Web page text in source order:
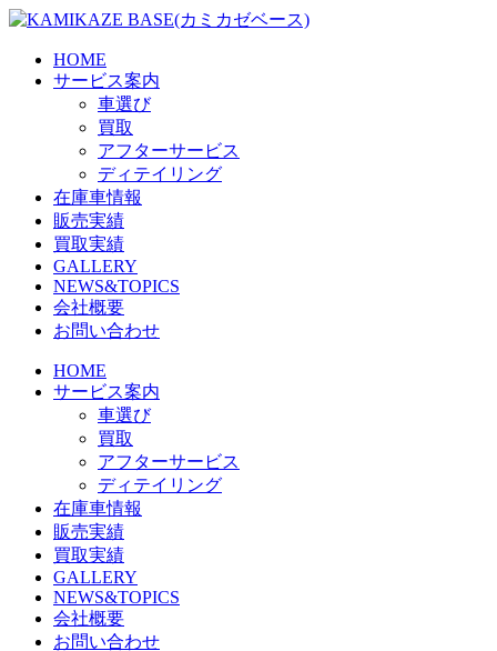
Skip
content
HOME
サービス案内
車選び
買取
アフターサービス
ディテイリング
在庫車情報
販売実績
買取実績
GALLERY
NEWS&TOPICS
会社概要
お問い合わせ
HOME
サービス案内
車選び
買取
アフターサービス
ディテイリング
在庫車情報
販売実績
買取実績
GALLERY
NEWS&TOPICS
会社概要
お問い合わせ